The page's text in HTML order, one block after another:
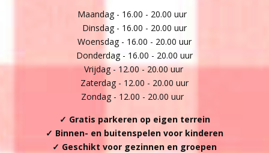
Maandag - 16.00 - 20.00 uur
Dinsdag - 16.00 - 20.00 uur
Woensdag - 16.00 - 20.00 uur
Donderdag - 16.00 - 20.00 uur
Vrijdag - 12.00 - 20.00 uur
Zaterdag - 12.00 - 20.00 uur
Zondag - 12.00 - 20.00 uur
✓ Gratis parkeren op eigen terrein
✓ Binnen- en buitenspelen voor kinderen
✓ Geschikt voor gezinnen en groepen